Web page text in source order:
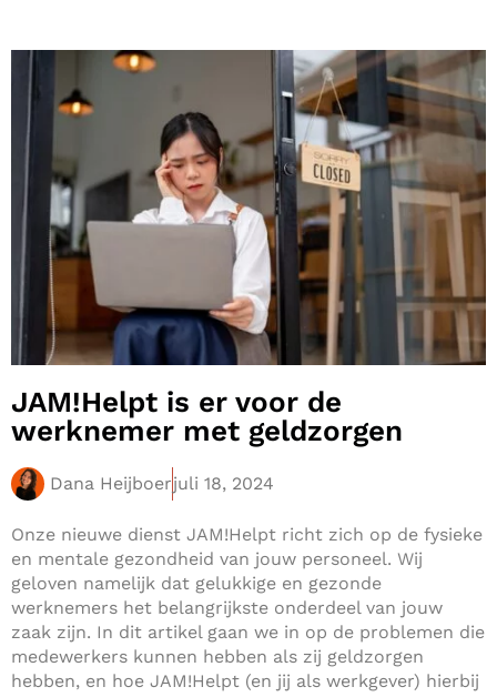
JAM!Helpt is er voor de
werknemer met geldzorgen
Dana Heijboerjuli 18, 2024
Onze nieuwe dienst JAM!Helpt richt zich op de fysieke
en mentale gezondheid van jouw personeel. Wij
geloven namelijk dat gelukkige en gezonde
werknemers het belangrijkste onderdeel van jouw
zaak zijn. In dit artikel gaan we in op de problemen die
medewerkers kunnen hebben als zij geldzorgen
hebben, en hoe JAM!Helpt (en jij als werkgever) hierbij